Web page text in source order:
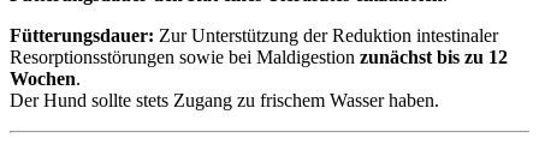
Fütterungsdauer: Zur Unterstützung der Reduktion intestinaler
Resorptionsstörungen sowie bei Maldigestion zunächst bis zu 12
Wochen.
Der Hund sollte stets Zugang zu frischem Wasser haben.